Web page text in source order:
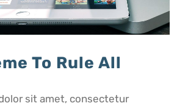
To Rule All
sit amet, consectetur